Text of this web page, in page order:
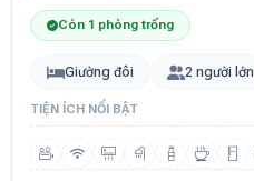
Còn 1 phòng trống
Giường đôi 2 người lớn
TIỆN ÍCH NỔI BẬT